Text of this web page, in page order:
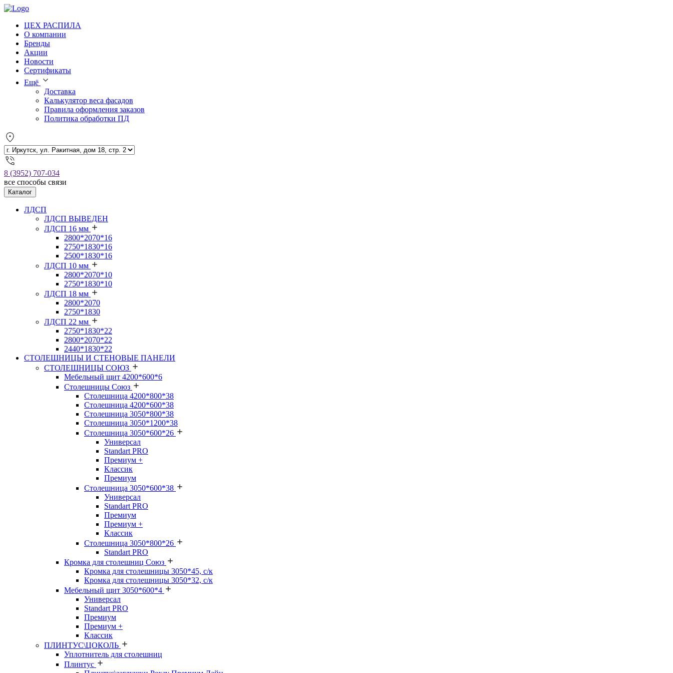
ЦЕХ РАСПИЛА
О компании
Бренды
Акции
Новости
Сертификаты
Ещё
Доставка
Калькулятор веса фасадов
Правила оформления заказов
Политика обработки ПД
8 (3952) 707-034
все способы связи
Каталог
ЛДСП
ЛДСП ВЫВЕДЕН
ЛДСП 16 мм
2800*2070*16
2750*1830*16
2500*1830*16
ЛДСП 10 мм
2800*2070*10
2750*1830*10
ЛДСП 18 мм
2800*2070
2750*1830
ЛДСП 22 мм
2750*1830*22
2800*2070*22
2440*1830*22
СТОЛЕШНИЦЫ И СТЕНОВЫЕ ПАНЕЛИ
СТОЛЕШНИЦЫ СОЮЗ
Мебельный щит 4200*600*6
Столешницы Союз
Столешница 4200*800*38
Столешница 4200*600*38
Столешница 3050*800*38
Столешница 3050*1200*38
Столешница 3050*600*26
Универсал
Standart PRO
Премиум +
Классик
Премиум
Столешница 3050*600*38
Универсал
Standart PRO
Премиум
Премиум +
Классик
Столешница 3050*800*26
Standart PRO
Кромка для столешниц Союз
Кромка для столешницы 3050*45, с/к
Кромка для столешницы 3050*32, с/к
Мебельный щит 3050*600*4
Универсал
Standart PRO
Премиум
Премиум +
Классик
ПЛИНТУС\ЦОКОЛЬ
Уплотнитель для столешниц
Плинтус